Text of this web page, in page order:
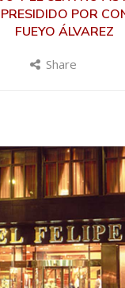
POR
FUEYO ÁLVAREZ
Share